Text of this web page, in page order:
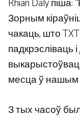
Rhian Daly піша:
Зорным
чакаць, што
падкрэсліваць
месца ў нашым
З тых часоў